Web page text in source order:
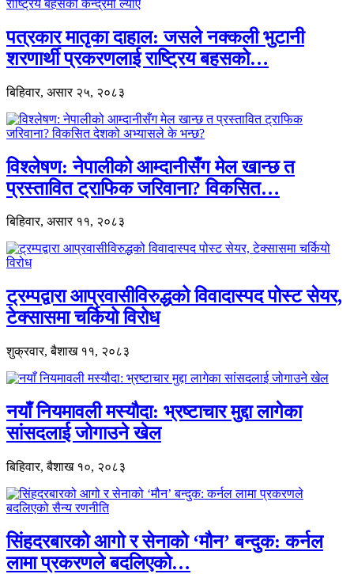
पत्रकार मातृका दाहाल: जसले नक्कली भुटानी
शरणार्थी प्रकरणलाई राष्ट्रिय बहसको…
बिहिवार, असार २५, २०८३
विश्लेषण: नेपालीको आम्दानीसँग मेल खान्छ त
प्रस्तावित ट्राफिक जरिवाना? विकसित…
बिहिवार, असार ११, २०८३
ट्रम्पद्वारा आप्रवासीविरुद्धको विवादास्पद पोस्ट सेयर,
टेक्सासमा चर्कियो विरोध
शुक्रवार, बैशाख ११, २०८३
नयाँ नियमावली मस्यौदा: भ्रष्टाचार मुद्दा लागेका
सांसदलाई जोगाउने खेल
बिहिवार, बैशाख १०, २०८३
सिंहदरबारको आगो र सेनाको ‘मौन’ बन्दुक: कर्नल
लामा प्रकरणले बदलिएको…